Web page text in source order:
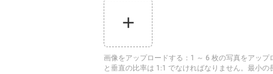
画像をアップロードする ： 1 ～ 6 枚の写真をアップ
と垂直の比率は 1:1 でなければなりません。最小